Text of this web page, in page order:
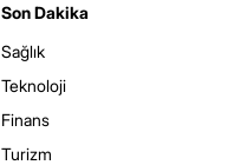
Son Dakika
Sağlık
Teknoloji
Finans
Turizm